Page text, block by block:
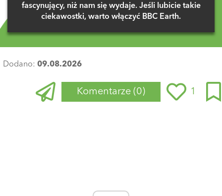
fascynujący, niż nam się wydaje. Jeśli lubicie takie
ciekawostki, warto włączyć BBC Earth.
Dodano: 09.08.2026
Komentarze (0) 1